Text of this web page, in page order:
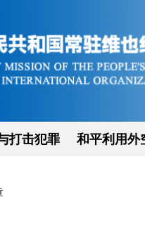
打击犯罪 和平利用外